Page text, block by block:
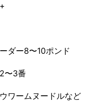
ダー8〜10ポンド
〜3番
ワームヌードルなど